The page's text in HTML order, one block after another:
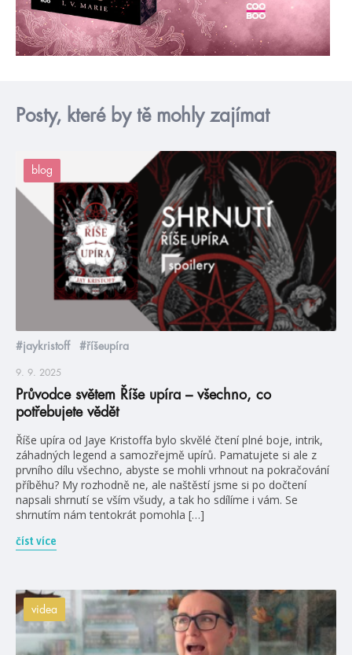
Posty, které by tě mohly zajímat
blog
#jaykristoff #říšeupíra
9. 9. 2025
Průvodce světem Říše upíra – všechno, co
potřebujete vědět
Říše upíra od Jaye Kristoffa bylo skvělé čtení plné boje, intrik,
záhadných legend a samozřejmě upírů. Pamatujete si ale z
prvního dílu všechno, abyste se mohli vrhnout na pokračování
příběhu? My rozhodně ne, ale naštěstí jsme si po dočtení
napsali shrnutí se vším všudy, a tak ho sdílíme i vám. Se
shrnutím nám tentokrát pomohla […]
číst více
videa